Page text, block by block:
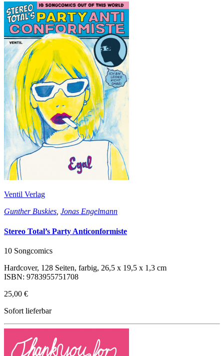
Ventil Verlag
Gunther Buskies, Jonas Engelmann
Stereo Total’s Party Anticonformiste
10 Songcomics
Hardcover, 128 Seiten, farbig, 26,5 x 19,5 x 1,3 cm
ISBN: 9783955751708
25,00 €
Sofort lieferbar